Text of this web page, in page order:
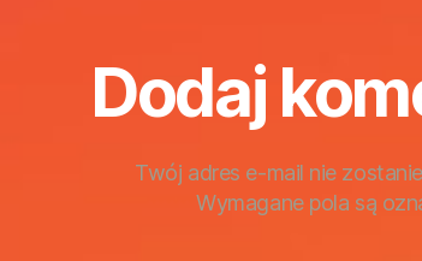
Dodaj
Twój adres e-mail nie
Wymagane pola są